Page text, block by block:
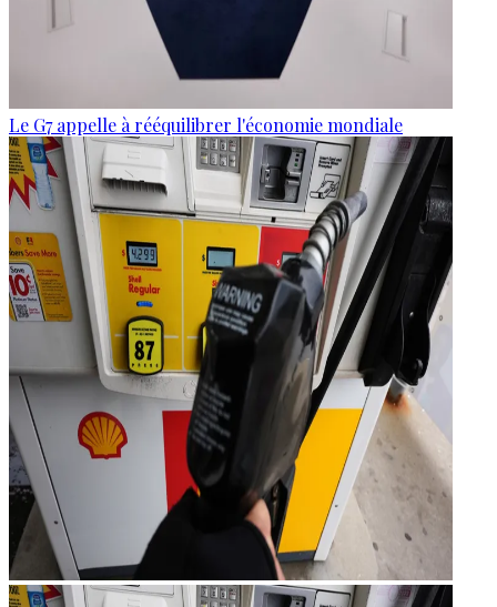
Le G7 appelle à rééquilibrer l'économie mondiale